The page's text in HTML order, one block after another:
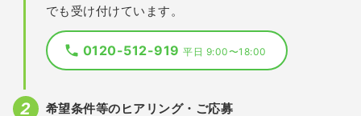
でも受け付けています。
0120-512-919平日 9:00〜18:00
希望条件等のヒアリング・ご応募